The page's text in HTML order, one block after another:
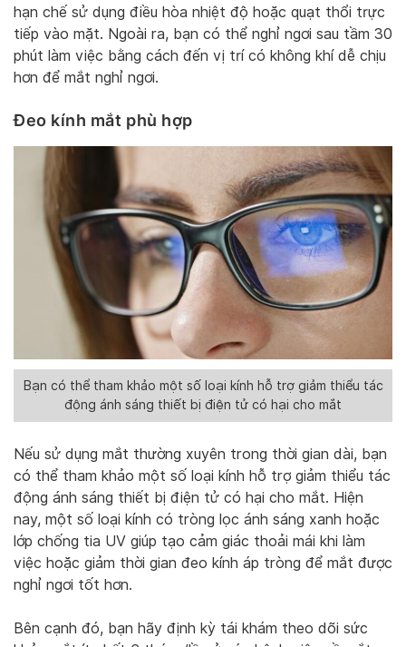
hạn chế sử dụng điều hòa nhiệt độ hoặc quạt thổi trực
tiếp vào mặt. Ngoài ra, bạn có thể nghỉ ngơi sau tầm 30
phút làm việc bằng cách đến vị trí có không khí dễ chịu
hơn để mắt nghỉ ngơi.
Đeo kính mắt phù hợp
Bạn có thể tham khảo một số loại kính hỗ trợ giảm thiểu tác
động ánh sáng thiết bị điện tử có hại cho mắt
Nếu sử dụng mắt thường xuyên trong thời gian dài, bạn
có thể tham khảo một số loại kính hỗ trợ giảm thiểu tác
động ánh sáng thiết bị điện tử có hại cho mắt. Hiện
nay, một số loại kính có tròng lọc ánh sáng xanh hoặc
lớp chống tia UV giúp tạo cảm giác thoải mái khi làm
việc hoặc giảm thời gian đeo kính áp tròng để mắt được
nghỉ ngơi tốt hơn.
Bên cạnh đó, bạn hãy định kỳ tái khám theo dõi sức